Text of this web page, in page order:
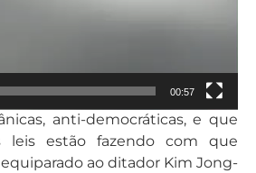
00:57
anti-democráticas, e que
leis estão fazendo com que
ao ditador Kim Jong-